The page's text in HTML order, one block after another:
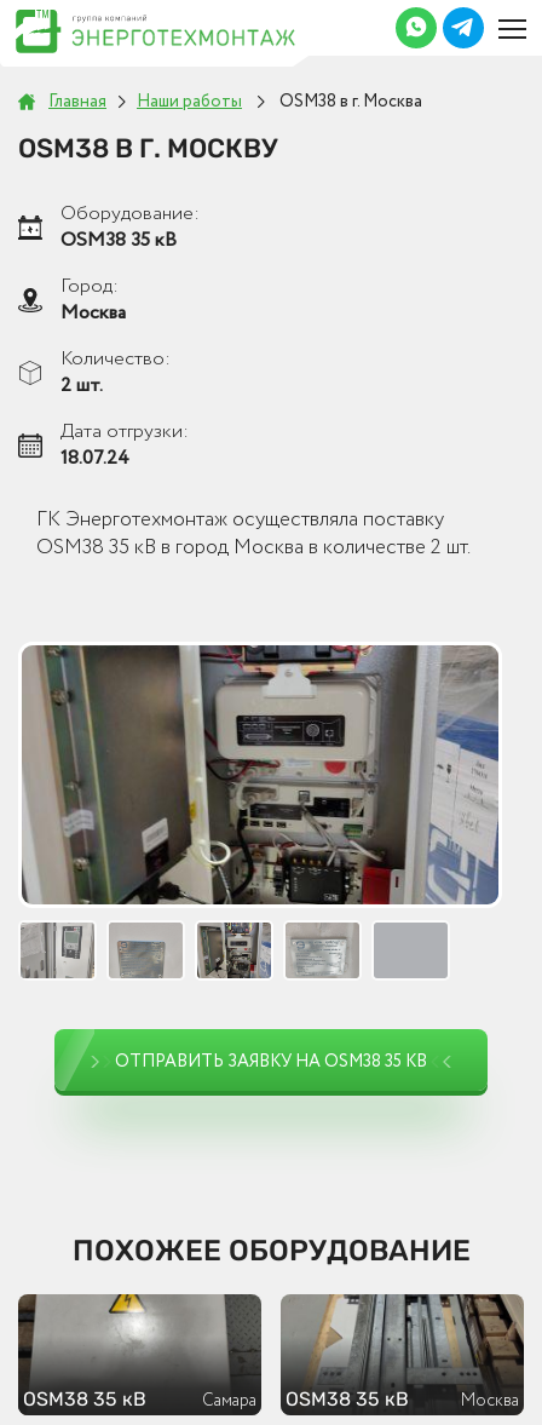
Главная Наши работы OSM38 в г. Москва
OSM38 В Г. МОСКВУ
Оборудование:
OSM38 35 кВ
Город:
Москва
Количество:
2 шт.
Дата отгрузки:
18.07.24
ГК Энерготехмонтаж осуществляла поставку
OSM38 35 кВ в город Москва в количестве 2 шт.
ОТПРАВИТЬ ЗАЯВКУ НА OSM38 35 КВ
ПОХОЖЕЕ ОБОРУДОВАНИЕ
OSM38 35 кВ Самара OSM38 35 кВ Москва